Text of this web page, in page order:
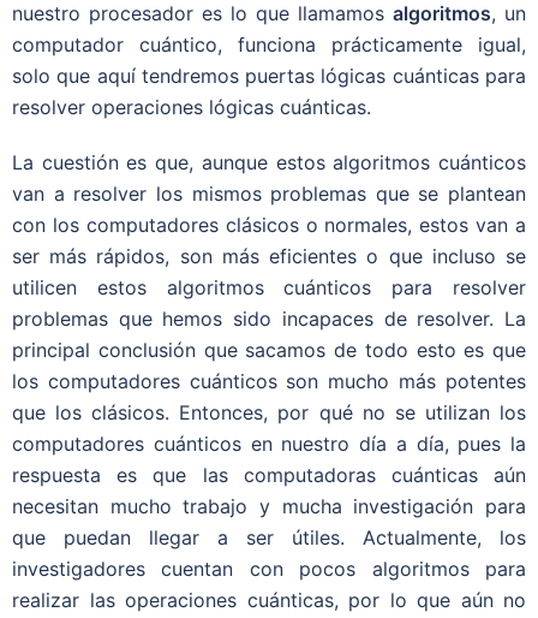
nuestro procesador es lo que llamamos algoritmos, un
computador cuántico, funciona prácticamente igual,
solo que aquí tendremos puertas lógicas cuánticas para
resolver operaciones lógicas cuánticas.
La cuestión es que, aunque estos algoritmos cuánticos
van a resolver los mismos problemas que se plantean
con los computadores clásicos o normales, estos van a
ser más rápidos, son más eficientes o que incluso se
utilicen estos algoritmos cuánticos para resolver
problemas que hemos sido incapaces de resolver. La
principal conclusión que sacamos de todo esto es que
los computadores cuánticos son mucho más potentes
que los clásicos. Entonces, por qué no se utilizan los
computadores cuánticos en nuestro día a día, pues la
respuesta es que las computadoras cuánticas aún
necesitan mucho trabajo y mucha investigación para
que puedan llegar a ser útiles. Actualmente, los
investigadores cuentan con pocos algoritmos para
realizar las operaciones cuánticas, por lo que aún no